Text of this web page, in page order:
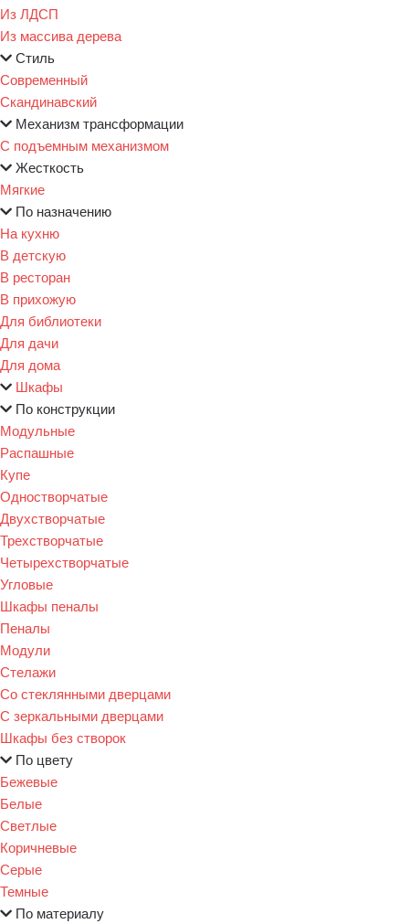
Из ЛДСП
Из массива дерева
Стиль
Современный
Скандинавский
Механизм трансформации
С подъемным механизмом
Жесткость
Мягкие
По назначению
На кухню
В детскую
В ресторан
В прихожую
Для библиотеки
Для дачи
Для дома
Шкафы
По конструкции
Модульные
Распашные
Купе
Одностворчатые
Двухстворчатые
Трехстворчатые
Четырехстворчатые
Угловые
Шкафы пеналы
Пеналы
Модули
Стелажи
Со стеклянными дверцами
С зеркальными дверцами
Шкафы без створок
По цвету
Бежевые
Белые
Светлые
Коричневые
Серые
Темные
По материалу